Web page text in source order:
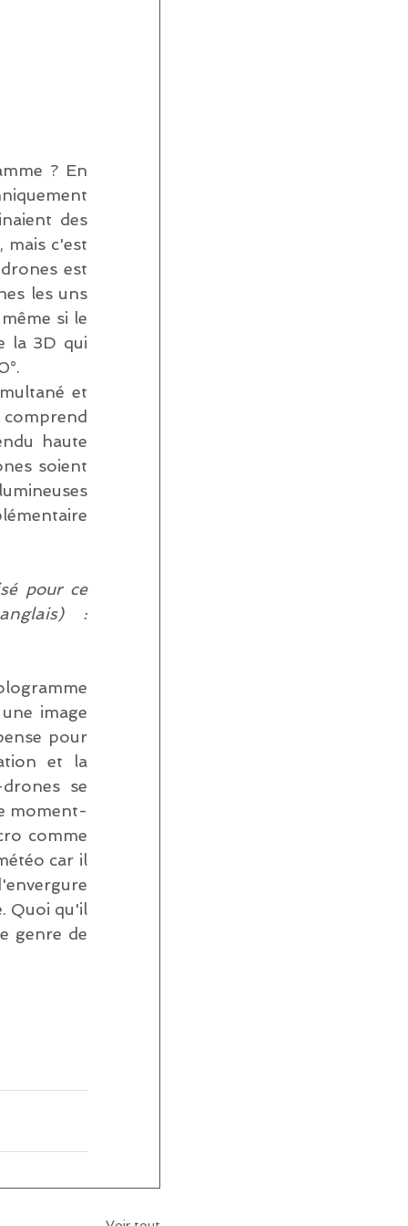
? En
des
mais c'est
est
les uns
si le
la 3D qui
et
haute
soient
pour ce
:
image
pour
et la
se
moment-
comme
car il
Quoi qu'il
genre de